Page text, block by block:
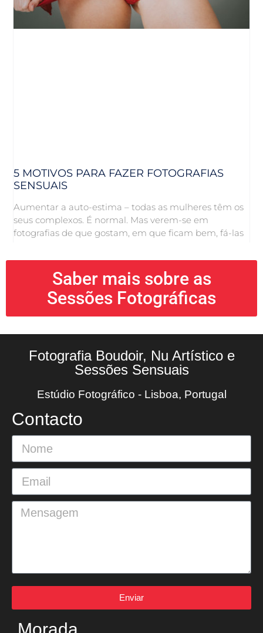
5 MOTIVOS PARA FAZER FOTOGRAFIAS
SENSUAIS
Aumentar a auto-estima – todas as mulheres têm os
seus complexos. É normal. Mas verem-se em
fotografias de que gostam, em que ficam bem, fá-las
Saber mais sobre as
Sessões Fotográficas
Fotografia Boudoir, Nu Artístico e
Sessões Sensuais
Estúdio Fotográfico - Lisboa, Portugal
Morada
Contacto
Enviar